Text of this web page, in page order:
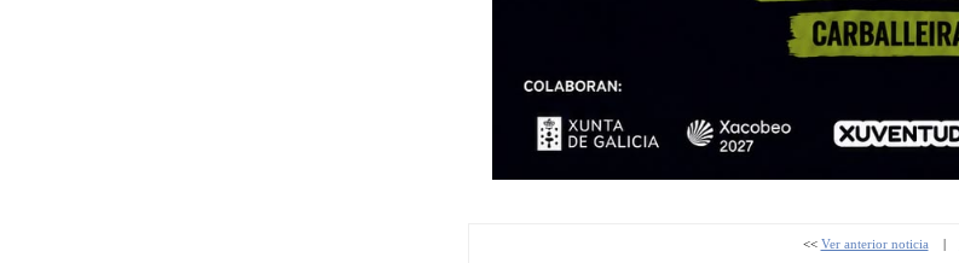
<< Ver anterior noticia |